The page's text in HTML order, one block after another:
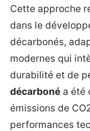
Cette approche
dans le
décarbonés,
modernes qui
durabilité et de
décarboné a été
émissions de
performances